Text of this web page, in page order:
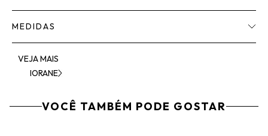
MEDIDAS
VEJA MAIS
IORANE
VOCÊ TAMBÉM PODE GOSTAR